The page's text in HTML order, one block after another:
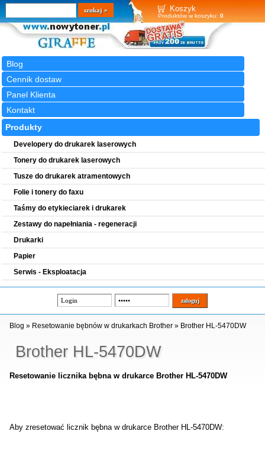
Koszyk
Produktów w koszyku: 0
Blog
Cennik dostaw
Panel Klienta
Kontakt
Wyszukiwarka
szukaj
Produkty
Developery do drukarek laserowych
Tonery do drukarek laserowych
Tusze do drukarek atramentowych
Folie i tonery do faxu
Taśmy do etykieciarek i drukarek
Zestawy do napełniania - regeneracji
Drukarki
Papier
Serwis - Eksploatacja
Brother HL-5470DW
Blog » Resetowanie bębnów w drukarkach Brother » Brother HL-5470DW
Resetowanie licznika bębna w drukarce Brother HL-5470DW
Aby zresetować licznik bębna w drukarce Brother HL-5470DW: